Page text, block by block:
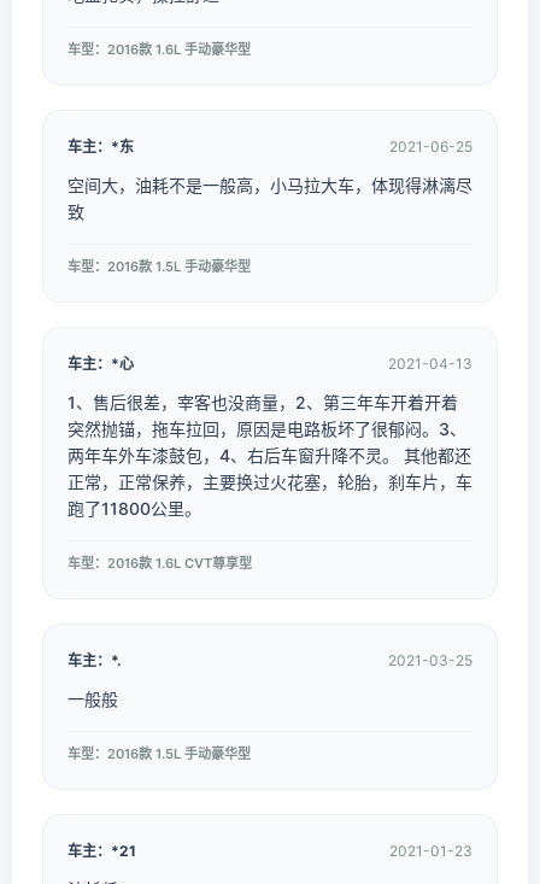
车型：2016款 1.6L 手动豪华型
车主：*东 2021-06-25
空间大，油耗不是一般高，小马拉大车，体现得淋漓尽
致
车型：2016款 1.5L 手动豪华型
车主：*心 2021-04-13
1、售后很差，宰客也没商量，2、第三年车开着开着
突然抛锚，拖车拉回，原因是电路板坏了很郁闷。3、
两年车外车漆鼓包，4、右后车窗升降不灵。 其他都还
正常，正常保养，主要换过火花塞，轮胎，刹车片，车
跑了11800公里。
车型：2016款 1.6L CVT尊享型
车主：*. 2021-03-25
一般般
车型：2016款 1.5L 手动豪华型
车主：*21 2021-01-23